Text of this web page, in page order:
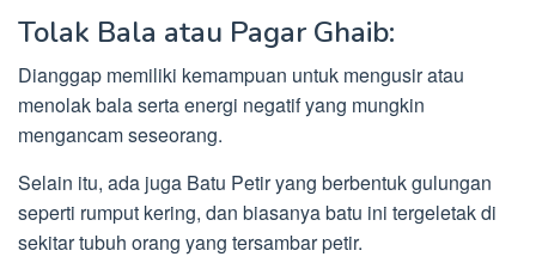
Tolak Bala atau Pagar Ghaib:
Dianggap memiliki kemampuan untuk mengusir atau
menolak bala serta energi negatif yang mungkin
mengancam seseorang.
Selain itu, ada juga Batu Petir yang berbentuk gulungan
seperti rumput kering, dan biasanya batu ini tergeletak di
sekitar tubuh orang yang tersambar petir.